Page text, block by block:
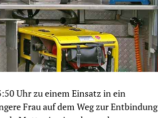
Uhr zu einem Einsatz in ein
Frau auf dem Weg zur Entbindung